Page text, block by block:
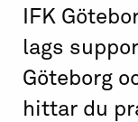
IFK
lags
Göteborg
hittar du